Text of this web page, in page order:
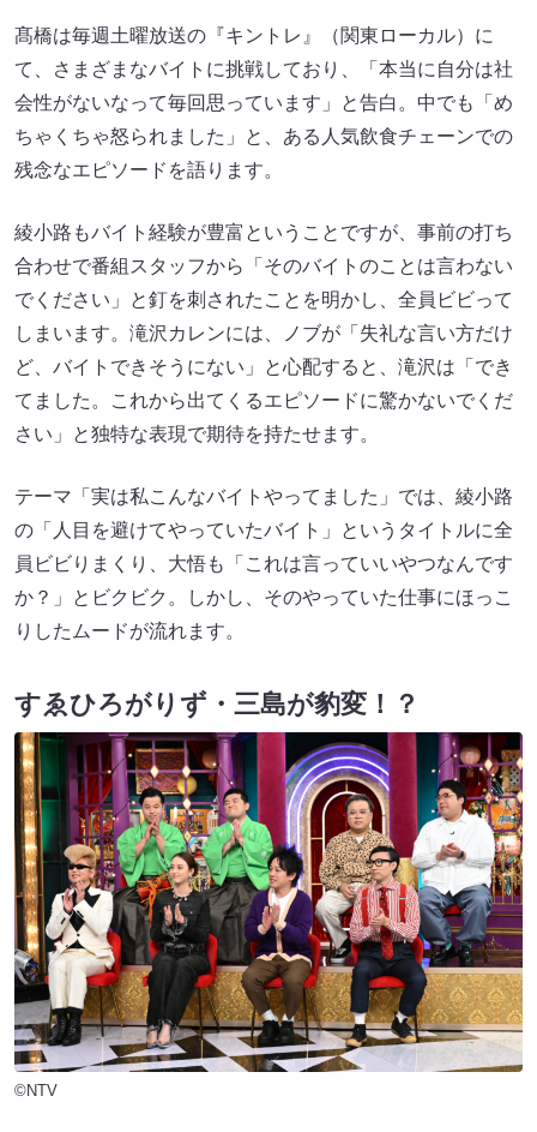
髙橋は毎週土曜放送の『キントレ』（関東ローカル）に
て、さまざまなバイトに挑戦しており、「本当に自分は社
会性がないなって毎回思っています」と告白。中でも「め
ちゃくちゃ怒られました」と、ある人気飲食チェーンでの
残念なエピソードを語ります。
綾小路もバイト経験が豊富ということですが、事前の打ち
合わせで番組スタッフから「そのバイトのことは言わない
でください」と釘を刺されたことを明かし、全員ビビって
しまいます。滝沢カレンには、ノブが「失礼な言い方だけ
ど、バイトできそうにない」と心配すると、滝沢は「でき
てました。これから出てくるエピソードに驚かないでくだ
さい」と独特な表現で期待を持たせます。
テーマ「実は私こんなバイトやってました」では、綾小路
の「人目を避けてやっていたバイト」というタイトルに全
員ビビりまくり、大悟も「これは言っていいやつなんです
か？」とビクビク。しかし、そのやっていた仕事にほっこ
りしたムードが流れます。
すゑひろがりず・三島が豹変！？
©NTV